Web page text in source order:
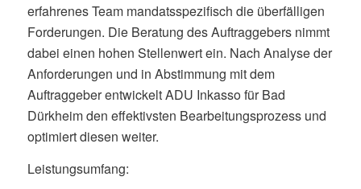
erfahrenes Team mandatsspezifisch die überfälligen
Forderungen. Die Beratung des Auftraggebers nimmt
dabei einen hohen Stellenwert ein. Nach Analyse der
Anforderungen und in Abstimmung mit dem
Auftraggeber entwickelt ADU Inkasso für Bad
Dürkheim den effektivsten Bearbeitungsprozess und
optimiert diesen weiter.
Leistungsumfang: